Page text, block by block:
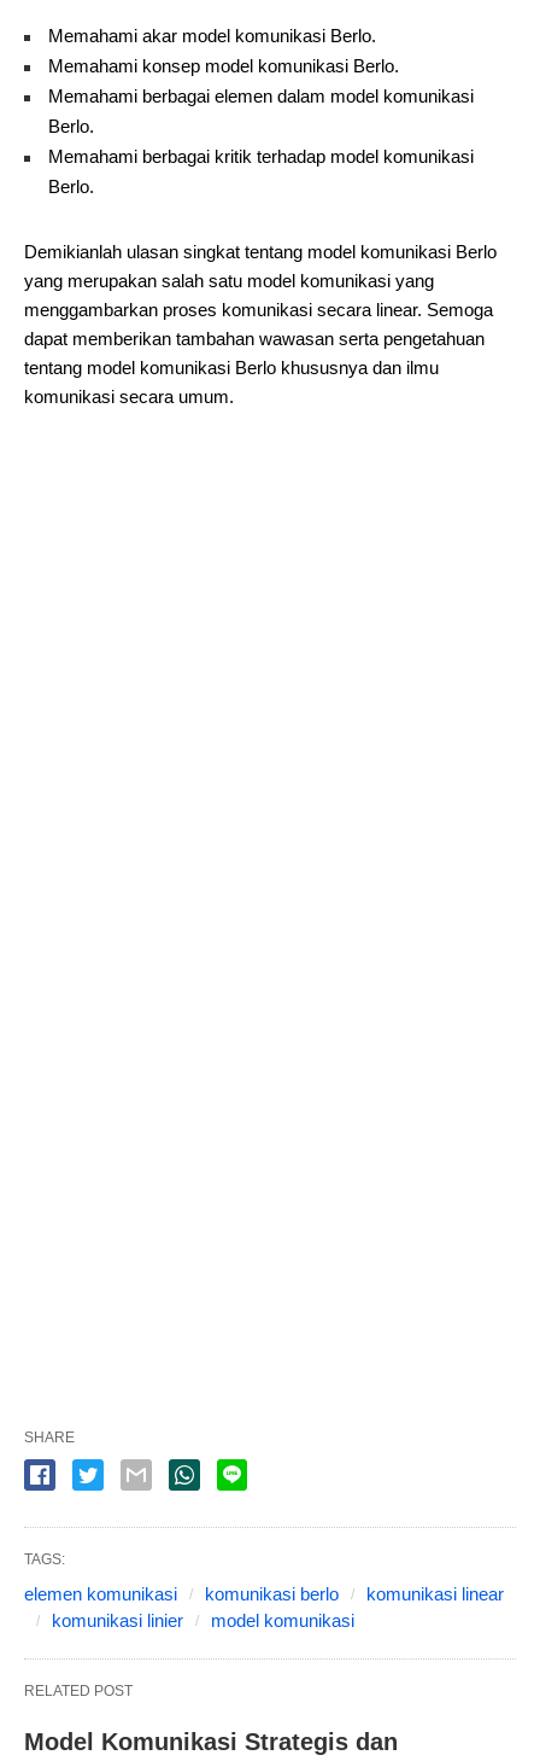
Memahami akar model komunikasi Berlo.
Memahami konsep model komunikasi Berlo.
Memahami berbagai elemen dalam model komunikasi
Berlo.
Memahami berbagai kritik terhadap model komunikasi
Berlo.
Demikianlah ulasan singkat tentang model komunikasi Berlo
yang merupakan salah satu model komunikasi yang
menggambarkan proses komunikasi secara linear. Semoga
dapat memberikan tambahan wawasan serta pengetahuan
tentang model komunikasi Berlo khususnya dan ilmu
komunikasi secara umum.
SHARE
TAGS:
elemen komunikasi komunikasi berlo
komunikasi linear
komunikasi linier
model komunikasi
RELATED POST
Model Komunikasi Strategis dan